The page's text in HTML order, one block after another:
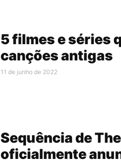
5 filmes e séries
canções antigas
11 de junho de 2022
Sequência de
oficialmente